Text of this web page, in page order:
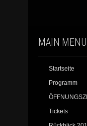
MAIN MENU
Startseite
Programm
Tickets